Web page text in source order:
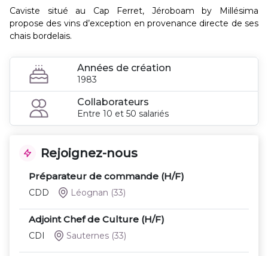
Caviste situé au Cap Ferret, Jéroboam by Millésima
propose des vins d’exception en provenance directe de ses
chais bordelais.
Années de création
1983
Collaborateurs
Entre 10 et 50 salariés
Rejoignez-nous
Préparateur de commande (H/F)
CDD Léognan (33)
Adjoint Chef de Culture (H/F)
CDI Sauternes (33)